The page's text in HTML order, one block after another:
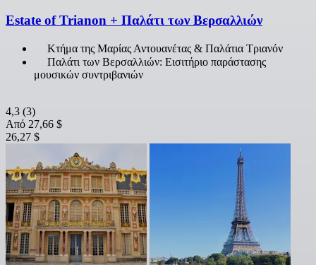
Estate of Trianon + Παλάτι των Βερσαλλιών
Κτήμα της Μαρίας Αντουανέτας & Παλάτια Τριανόν
Παλάτι των Βερσαλλιών: Εισιτήριο παράστασης
μουσικών συντριβανιών
4,3 (3)
Από 27,66 $
26,27 $